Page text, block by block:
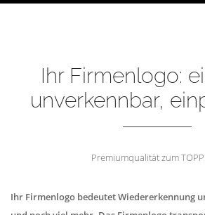
Ihr Firmenlogo:
unverkennbar,
Premiumqualität zum
Ihr Firmenlogo bedeutet Wiedererkennung